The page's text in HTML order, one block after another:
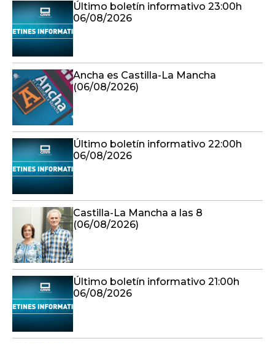
Último boletín informativo 23:00h
06/08/2026
Ancha es Castilla-La Mancha
(06/08/2026)
Último boletín informativo 22:00h
06/08/2026
Castilla-La Mancha a las 8
(06/08/2026)
Último boletín informativo 21:00h
06/08/2026